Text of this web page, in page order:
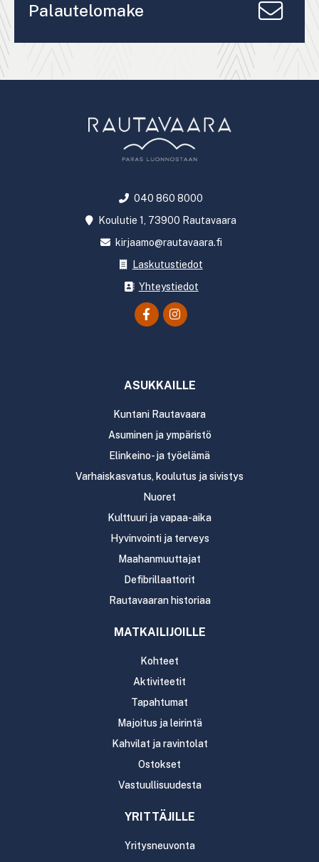
Palautelomake
040 860 8000
Koulutie 1, 73900 Rautavaara
kirjaamo@rautavaara.fi
Laskutustiedot
Yhteystiedot
ASUKKAILLE
Kuntani Rautavaara
Asuminen ja ympäristö
Elinkeino- ja työelämä
Varhaiskasvatus, koulutus ja sivistys
Nuoret
Kulttuuri ja vapaa-aika
Hyvinvointi ja terveys
Maahanmuuttajat
Defibrillaattorit
Rautavaaran historiaa
MATKAILIJOILLE
Kohteet
Aktiviteetit
Tapahtumat
Majoitus ja leirintä
Kahvilat ja ravintolat
Ostokset
Vastuullisuudesta
YRITTÄJILLE
Yritysneuvonta